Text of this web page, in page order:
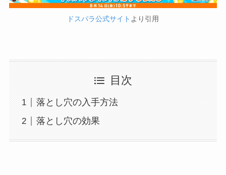
ドスパラ公式サイト より引用
目次
落とし穴の入手方法
落とし穴の効果